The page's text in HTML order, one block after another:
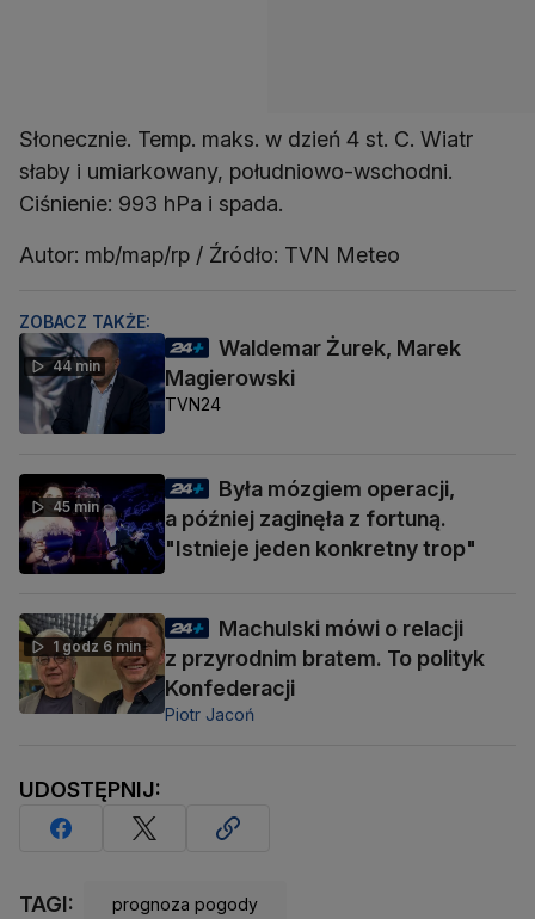
Słonecznie. Temp. maks. w dzień 4 st. C. Wiatr
słaby i umiarkowany, południowo-wschodni.
Ciśnienie: 993 hPa i spada.
Autor: mb/map/rp / Źródło: TVN Meteo
ZOBACZ TAKŻE:
44 min
Waldemar Żurek, Marek
Magierowski
TVN24
45 min
Była mózgiem operacji,
a później zaginęła z fortuną.
"Istnieje jeden konkretny trop"
1 godz 6 min
Machulski mówi o relacji
z przyrodnim bratem. To polityk
Konfederacji
Piotr Jacoń
UDOSTĘPNIJ:
TAGI: prognoza pogody